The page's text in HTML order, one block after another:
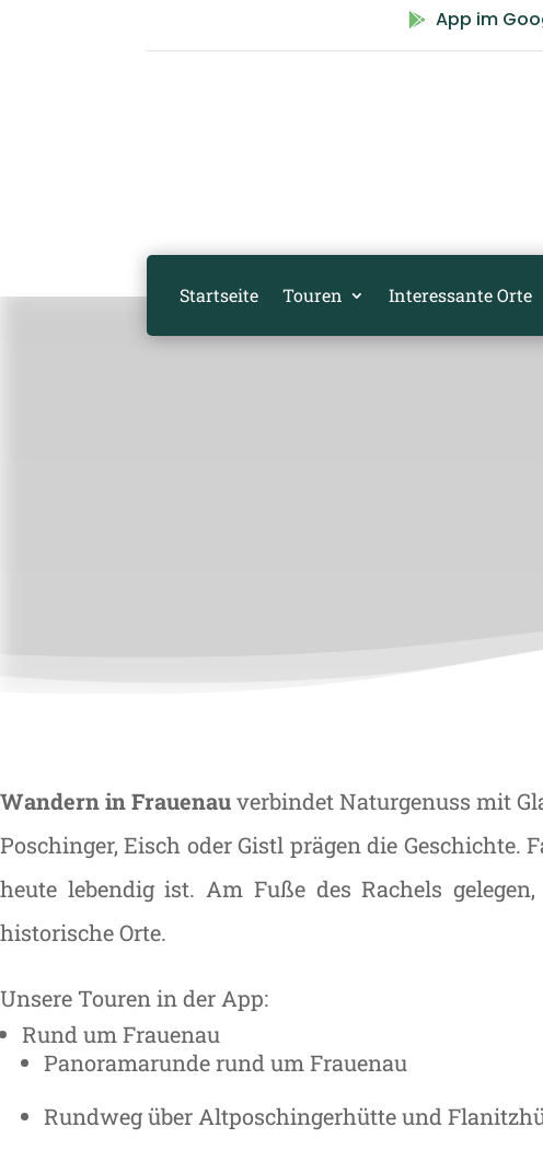
 App im
Startseite Touren Interessante Orte
Wandern in Frauenauverbindet Naturgenuss mit
Poschinger, Eisch oder Gistl prägen die
heute lebendig ist. Am Fuße des Rachels
historische Orte.
Unsere Touren in der App:
Rund um Frauenau
Panoramarunde rund um Frauenau
Rundweg über Altposchingerhütte und